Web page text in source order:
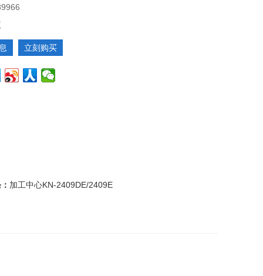
立刻购买
加工中心KN-2409DE/2409E